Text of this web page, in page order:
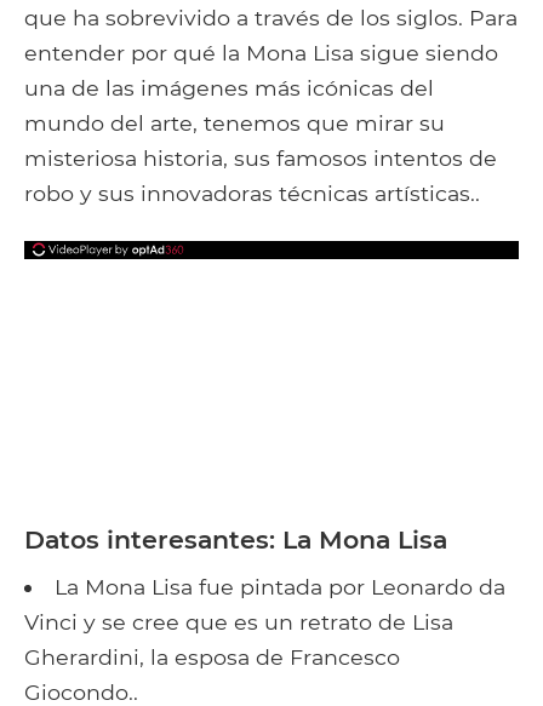
que ha sobrevivido a través de los siglos. Para
entender por qué la Mona Lisa sigue siendo
una de las imágenes más icónicas del
mundo del arte, tenemos que mirar su
misteriosa historia, sus famosos intentos de
robo y sus innovadoras técnicas artísticas..
Datos interesantes: La Mona Lisa
La Mona Lisa fue pintada por Leonardo da
Vinci y se cree que es un retrato de Lisa
Gherardini, la esposa de Francesco
Giocondo..